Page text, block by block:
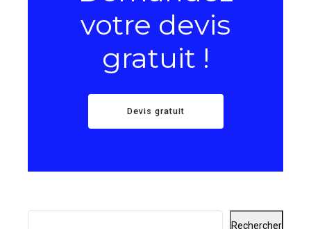
votre devis
gratuit !
Devis gratuit
Rechercher